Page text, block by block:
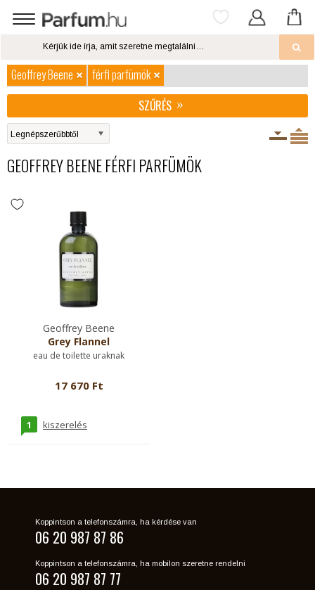
Geoffrey Beene
férfi parfümök
SZŰRÉS
GEOFFREY BEENE FÉRFI PARFÜMÖK
Geoffrey Beene
Grey Flannel
eau de toilette uraknak
17 670 Ft
1 kiszerelés
Koppintson a telefonszámra, ha kérdése van
06 20 987 87 86
Koppintson a telefonszámra, ha mobilon szeretne rendelni
06 20 987 87 77